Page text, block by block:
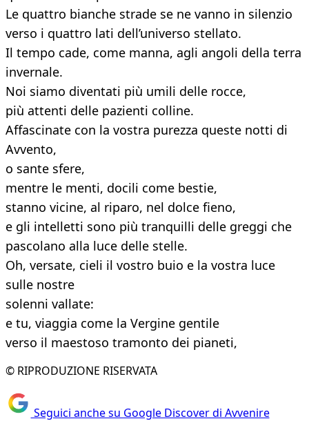
Le quattro bianche strade se ne vanno in silenzio
verso i quattro lati dell’universo stellato.
Il tempo cade, come manna, agli angoli della terra
invernale.
Noi siamo diventati più umili delle rocce,
più attenti delle pazienti colline.
Affascinate con la vostra purezza queste notti di
Avvento,
o sante sfere,
mentre le menti, docili come bestie,
stanno vicine, al riparo, nel dolce fieno,
e gli intelletti sono più tranquilli delle greggi che
pascolano alla luce delle stelle.
Oh, versate, cieli il vostro buio e la vostra luce
sulle nostre
solenni vallate:
e tu, viaggia come la Vergine gentile
verso il maestoso tramonto dei pianeti,
© RIPRODUZIONE RISERVATA
Seguici anche su Google Discover di Avvenire